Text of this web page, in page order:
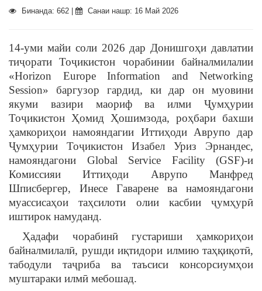
Бинанда: 662 | Санаи нашр: 16 Май 2026
14-уми майи соли 2026 дар Донишгоҳи давлатии
тиҷорати Тоҷикистон чорабинии байналмилалии
«Horizon Europe Information and Networking
Session» баргузор гардид, ки дар он муовини
якуми вазири маориф ва илми Ҷумҳурии
Тоҷикистон Ҳомид Ҳошимзода, роҳбари бахши
ҳамкориҳои намояндагии Иттиҳоди Аврупо дар
Ҷумҳурии Тоҷикистон Изабел Уриз Эрнандес,
намояндагони Global Service Facility (GSF)-и
Комиссияи Иттиҳоди Аврупо Манфред
Шписбергер, Инесе Гаварене ва намояндагони
муассисаҳои таҳсилоти олии касбии ҷумҳурӣ
иштирок намуданд.
Ҳадафи чорабинӣ густариши ҳамкориҳои
байналмилалӣ, рушди иқтидори илмию таҳқиқотӣ,
табодули таҷриба ва таъсиси консорсиумҳои
муштараки илмӣ мебошад.